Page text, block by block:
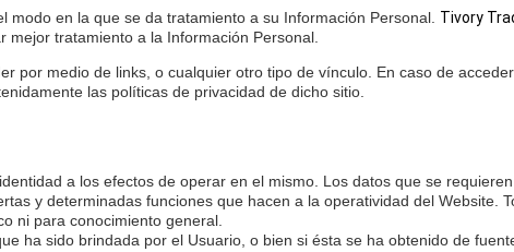
en la que se da tratamiento a su Información Personal. Tivory
tratamiento a la Información Personal.
por medio de links, o cualquier otro tipo de vínculo. En caso de
las políticas de privacidad de dicho sitio.
a los efectos de operar en el mismo. Los datos que se
y determinadas funciones que hacen a la operatividad del Website.
ni para conocimiento general.
ha sido brindada por el Usuario, o bien si ésta se ha obtenido de